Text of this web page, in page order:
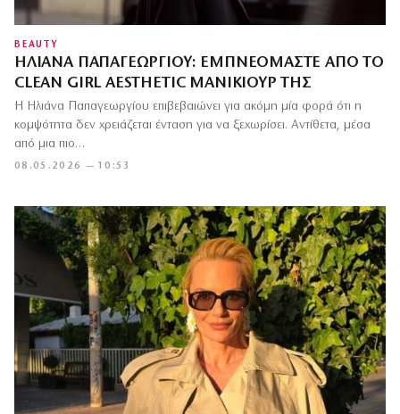
BEAUTY
ΗΛΙΆΝΑ ΠΑΠΑΓΕΩΡΓΊΟΥ: ΕΜΠΝΕΌΜΑΣΤΕ ΑΠΌ ΤΟ
CLEAN GIRL AESTHETIC ΜΑΝΙΚΙΟΎΡ ΤΗΣ
08.05.2026 — 10:53
Η Ηλιάνα Παπαγεωργίου επιβεβαιώνει για ακόμη μία φορά ότι η
κομψότητα δεν χρειάζεται ένταση για να ξεχωρίσει. Αντίθετα, μέσα
από μια πιο…